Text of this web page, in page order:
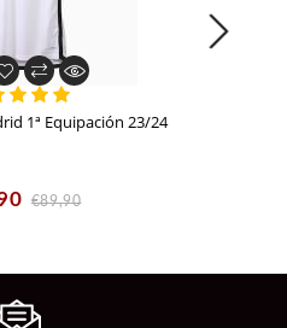
1ª Equipación 23/24
€89,90